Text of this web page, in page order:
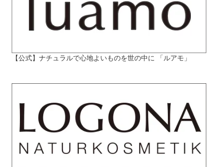
【公式】ナチュラルで心地よいものを世の中に 「ルアモ」